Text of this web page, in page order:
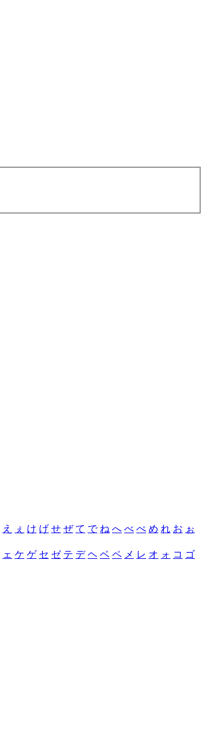
え ぇ け げ せ ぜ て で ね へ べ ぺ め れ お ぉ
ェ ケ ゲ セ ゼ テ デ ヘ ベ ペ メ レ オ ォ コ ゴ